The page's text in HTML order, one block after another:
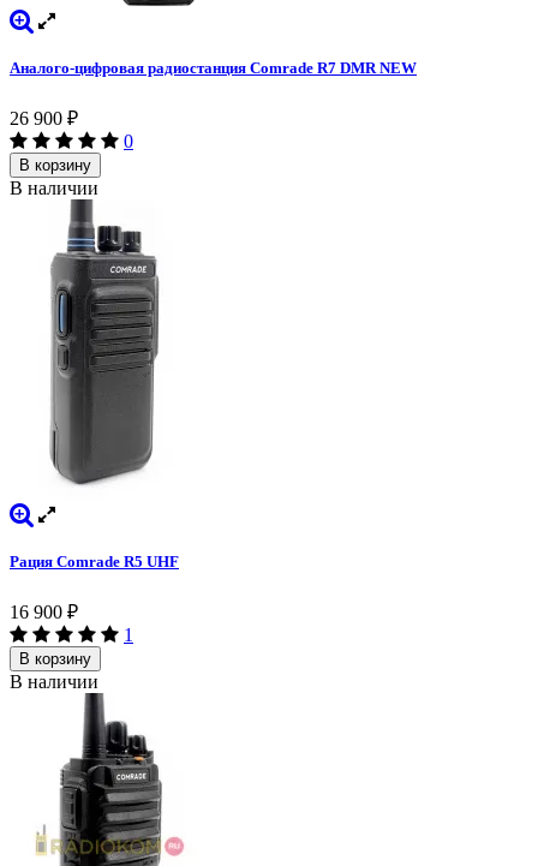
Аналого-цифровая радиостанция Comrade R7 DMR NEW
26 900 ₽
0
В корзину
В наличии
Рация Comrade R5 UHF
16 900 ₽
1
В корзину
В наличии